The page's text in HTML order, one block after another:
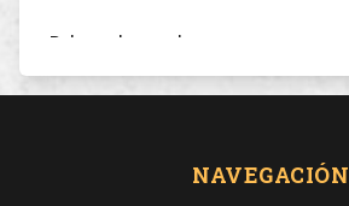
Pa' que la sombra pase
NAVEGACIÓN